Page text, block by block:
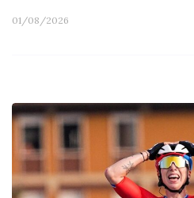
01/08/2026